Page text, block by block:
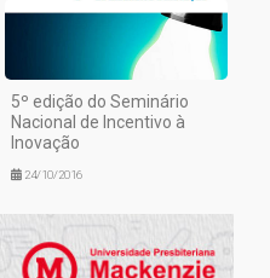
5º edição do Seminário
Nacional de Incentivo à
Inovação
24/10/2016